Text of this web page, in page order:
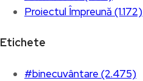
Proiectul Împreună (1.172)
Etichete
#binecuvântare (2.475)